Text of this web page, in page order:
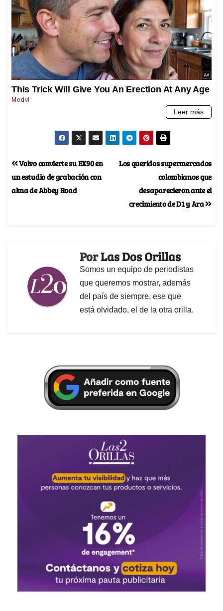
Los queridos supermercados
colombianos que
desaparecieron ante el
crecimiento de D1 y Ara
Volvo convierte su EX90 en
un estudio de grabación con
alma de Abbey Road
PorLas Dos Orillas
Somos un equipo de periodistas
que queremos mostrar, además
del país de siempre, ese que
está olvidado, el de la otra orilla.